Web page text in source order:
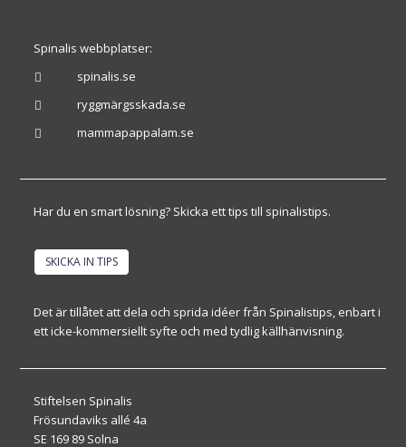
Spinalis webbplatser:
 spinalis.se
 ryggmärgsskada.se
 mammapappalam.se
Har du en smart lösning? Skicka ett tips till spinalistips.
SKICKA IN TIPS
Det är tillåtet att dela och sprida idéer från Spinalistips, enbart i
ett icke-kommersiellt syfte och med tydlig källhänvisning.
Stiftelsen Spinalis
Frösundaviks allé 4a
SE 169 89 Solna